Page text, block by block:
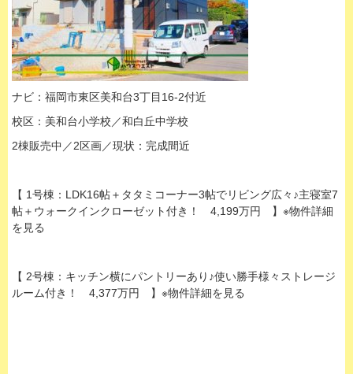
ナビ：福岡市東区美和台3丁目16-2付近
校区：美和台小学校／和白丘中学校
2棟販売中／2区画／現状：完成間近
【 1号棟：LDK16帖＋タタミコーナー3帖でリビング広々♪主寝室7
帖＋ウォークインクローゼット付き！ 4,199万円 】※物件詳細
を見る
【 2号棟：キッチン横にパントリーあり♪使い勝手様々ストレージ
ルーム付き！ 4,377万円 】※物件詳細を見る